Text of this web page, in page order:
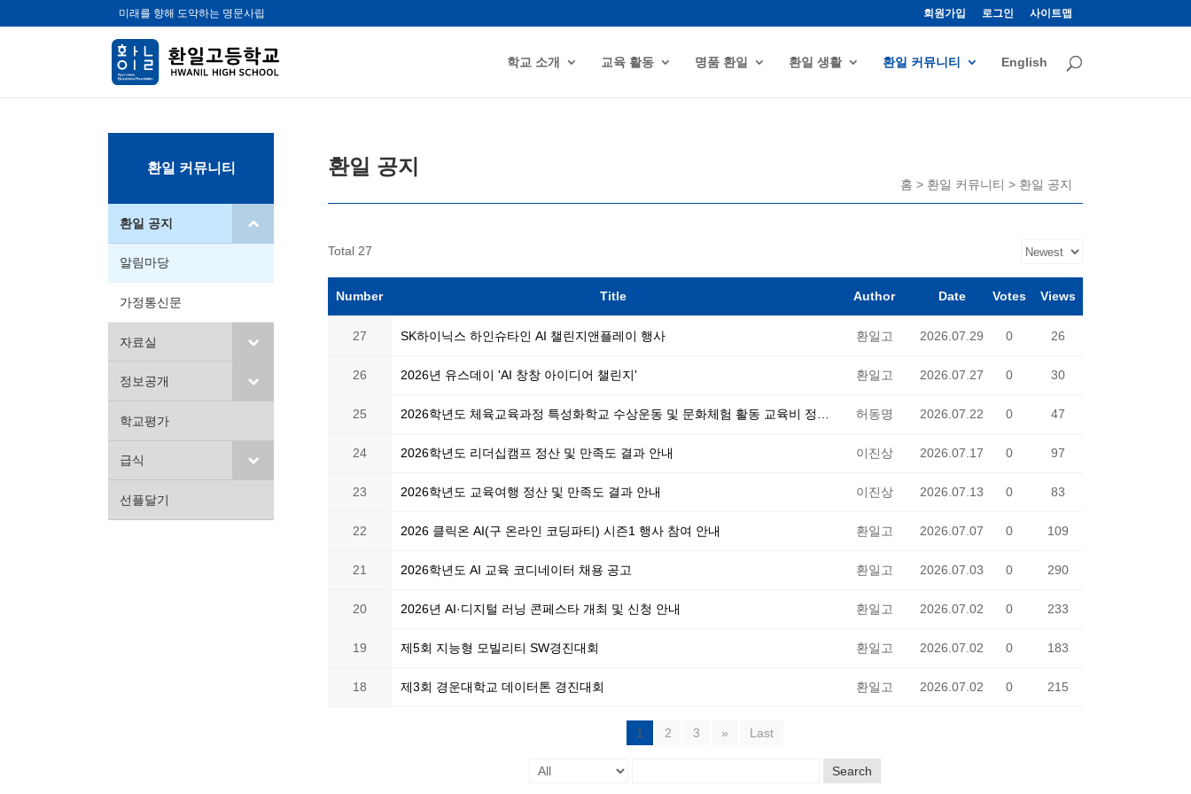
미래를 향해 도약하는 명문사립 회원가입 로그인 사이트맵
학교 소개 교육 활동 명품 환일 환일 생활 환일 커뮤니티 English
환일 커뮤니티
환일 공지
알림마당
가정통신문
자료실
정보공개
학교평가
급식
선플달기
환일 공지
홈 > 환일 커뮤니티 > 환일 공지
Total 27
Number Title Author Date Votes Views
27 SK하이닉스 하인슈타인 AI 챌린지앤플레이 행사 환일고 2026.07.29 0 26
26 2026년 유스데이 'AI 창창 아이디어 챌린지' 환일고 2026.07.27 0 30
25 허동명 2026.07.22 0 47
24 2026학년도 리더십캠프 정산 및 만족도 결과 안내 이진상 2026.07.17 0 97
23 2026학년도 교육여행 정산 및 만족도 결과 안내 이진상 2026.07.13 0 83
22 2026 클릭온 AI(구 온라인 코딩파티) 시즌1 행사 참여 안내 환일고 2026.07.07 0 109
21 2026학년도 AI 교육 코디네이터 채용 공고 환일고 2026.07.03 0 290
20 2026년 AI·디지털 러닝 콘페스타 개최 및 신청 안내 환일고 2026.07.02 0 233
19 제5회 지능형 모빌리티 SW경진대회 환일고 2026.07.02 0 183
18 제3회 경운대학교 데이터톤 경진대회 환일고 2026.07.02 0 215
1 2 3 » Last
Search